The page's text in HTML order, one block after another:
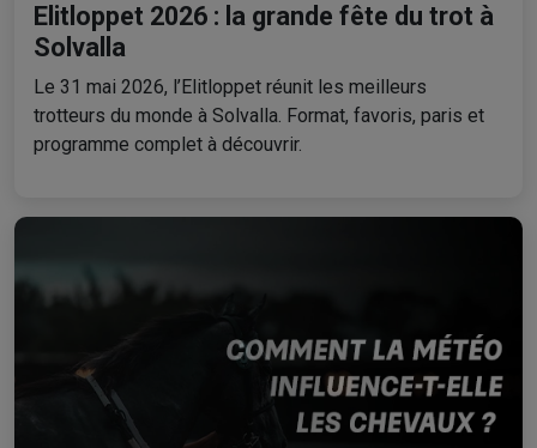
Elitloppet 2026 : la grande fête du trot à
Solvalla
Le 31 mai 2026, l’Elitloppet réunit les meilleurs
trotteurs du monde à Solvalla. Format, favoris, paris et
programme complet à découvrir.